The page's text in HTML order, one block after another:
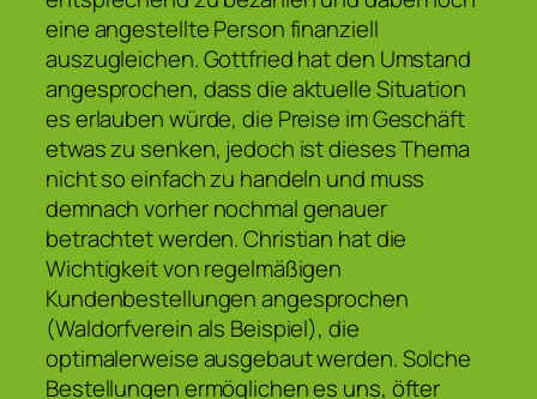
eine angestellte Person finanziell
auszugleichen. Gottfried hat den Umstand
angesprochen, dass die aktuelle Situation
es erlauben würde, die Preise im Geschäft
etwas zu senken, jedoch ist dieses Thema
nicht so einfach zu handeln und muss
demnach vorher nochmal genauer
betrachtet werden. Christian hat die
Wichtigkeit von regelmäßigen
Kundenbestellungen angesprochen
(Waldorfverein als Beispiel), die
optimalerweise ausgebaut werden. Solche
Bestellungen ermöglichen es uns, öfter